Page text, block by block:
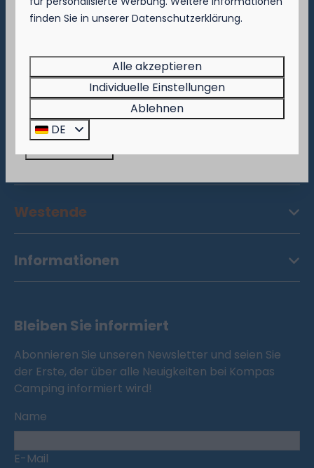
Nummer des Unternehmens
Nieuwpoort
Westende
Informationen
Bleiben Sie informiert
Abonnieren Sie unseren Newsletter und seien Sie
der Erste, der über alle Neuigkeiten bei Kompas
Camping informiert wird!
Name
E-Mail
Personen!
Brasserie VierTorrein Nieuwpoort und
Grill & Terracein Westende.
Beeilen Sie sich, denn die Aktion gilt nur, solange
der Vorrat reicht!
finden Sie in unserer Datenschutzerklärung.
Alle akzeptieren
Individuelle Einstellungen
Ablehnen
DE